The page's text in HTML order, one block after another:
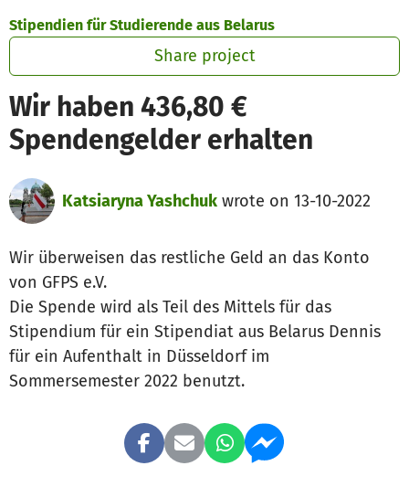
Stipendien für Studierende aus Belarus
Share project
Wir haben 436,80 €
Spendengelder erhalten
Katsiaryna Yashchuk wrote on 13-10-2022
Wir überweisen das restliche Geld an das Konto
von GFPS e.V.
Die Spende wird als Teil des Mittels für das
Stipendium für ein Stipendiat aus Belarus Dennis
für ein Aufenthalt in Düsseldorf im
Sommersemester 2022 benutzt.